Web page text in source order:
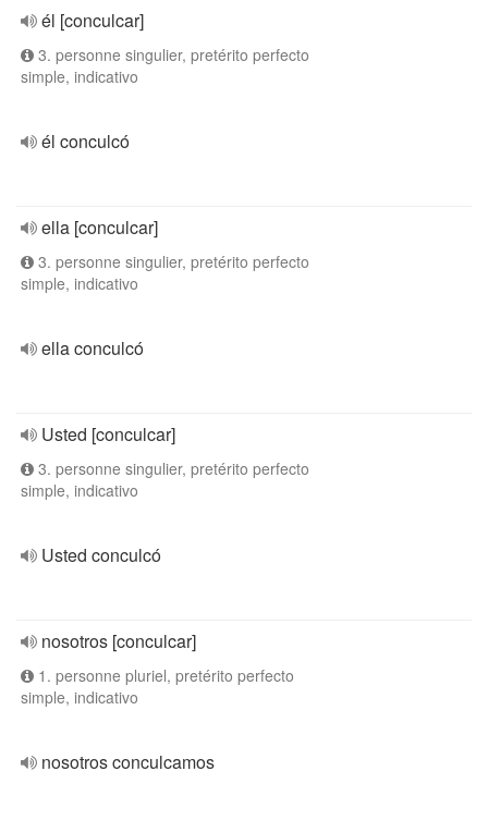
él [conculcar]
3. personne singulier, pretérito perfecto
simple, indicativo
él conculcó
ella [conculcar]
3. personne singulier, pretérito perfecto
simple, indicativo
ella conculcó
Usted [conculcar]
3. personne singulier, pretérito perfecto
simple, indicativo
Usted conculcó
nosotros [conculcar]
1. personne pluriel, pretérito perfecto
simple, indicativo
nosotros conculcamos